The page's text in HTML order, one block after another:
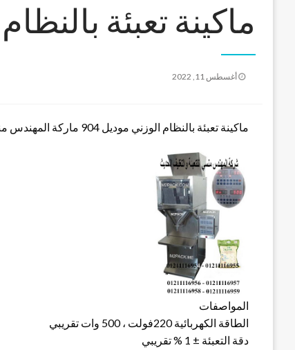
ماكينة تعبئة
نُشر
أغسطس 11, 2022
ماكينة تعبئة بالنظام الوزني موديل 904 ماركة المهندس منسى
المواصفات
الطاقة الكهربائية 220فولت ، 500 وات تقريبي
دقة التعبئة ± 1 % تقريبي